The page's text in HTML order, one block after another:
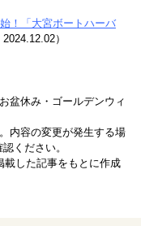
！「大宮ボートハーバ
2024.12.02）
盆休み・ゴールデンウィ
内容の変更が発生する場
ください。
載した記事をもとに作成